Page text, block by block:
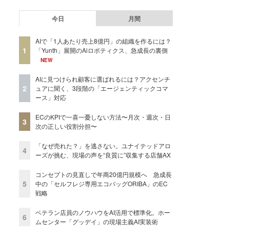
今日 月間
1
AIで「1人あたり売上8億円」の組織を作るには？
「Yunth」展開のAiロボティクス、急成長の裏側
NEW
2
AIに見つけられ顧客に選ばれるには？アクセンチ
ュアに聞く、3段階の「エージェンティックコマ
ース」対応
3
ECのKPIで一喜一憂しない方法〜月次・週次・日
次の正しい役割分担〜
4
「なぜ売れた？」を逃さない。ユナイテッドアロ
ーズが挑む、現場の声を“良質に”収集する店舗AX
5
コンセプトの見直しで年商20億円規模へ 急成長
中の「セルフレジ専用エコバッグORIBA」のEC
戦略
6
ベテラン店員のノウハウをAI活用で標準化。ホー
ムセンター「グッデイ」の現場主義AI実装術